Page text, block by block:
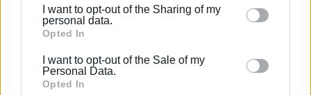
Please note that this website/app uses one or more
Google services and may gather and store information
behaviour. You may click to grant or deny consent to
Google and its third-party tags to use your data for
I want to opt-out of the Sharing of my
personal data.
Opted In
I want to opt-out of the Sale of my
Personal Data.
Opted In